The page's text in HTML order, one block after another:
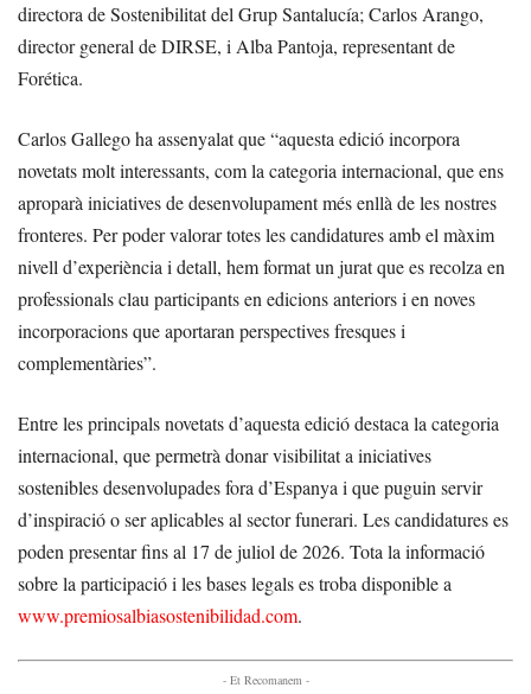
directora de Sostenibilitat del Grup Santalucía; Carlos Arango,
director general de DIRSE, i Alba Pantoja, representant de
Forética.
Carlos Gallego ha assenyalat que “aquesta edició incorpora
novetats molt interessants, com la categoria internacional, que ens
aproparà iniciatives de desenvolupament més enllà de les nostres
fronteres. Per poder valorar totes les candidatures amb el màxim
nivell d’experiència i detall, hem format un jurat que es recolza en
professionals clau participants en edicions anteriors i en noves
incorporacions que aportaran perspectives fresques i
complementàries”.
Entre les principals novetats d’aquesta edició destaca la categoria
internacional, que permetrà donar visibilitat a iniciatives
sostenibles desenvolupades fora d’Espanya i que puguin servir
d’inspiració o ser aplicables al sector funerari. Les candidatures es
poden presentar fins al 17 de juliol de 2026. Tota la informació
sobre la participació i les bases legals es troba disponible a
www.premiosalbiasostenibilidad.com.
- Et Recomanem -